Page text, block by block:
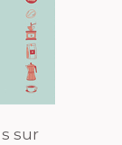
sur